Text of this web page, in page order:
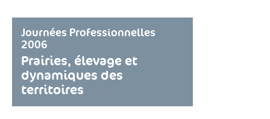
Journées Professionnelles
2006
Prairies, élevage et
dynamiques des
territoires